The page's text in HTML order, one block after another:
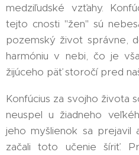
medziľudské vzťahy.
tejto cnosti "žen" sú
pozemský život správne,
harmóniu v nebi, čo je
žijúceho päť storočí pred
Konfúcius za svojho života
neuspel u žiadneho
jeho myšlienok sa prejavil
začali toto učenie šíriť.